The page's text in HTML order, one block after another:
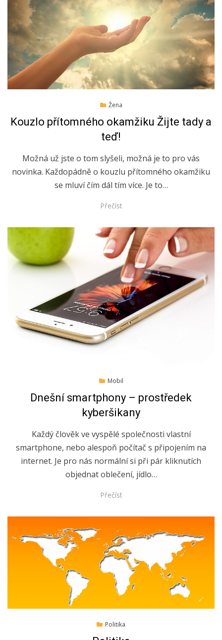
Posted7.10.2019
Žena
Kouzlo přítomného okamžiku Žijte tady a
teď!
Možná už jste o tom slyšeli, možná je to pro vás
novinka. Každopádně o kouzlu přítomného okamžiku
se mluví čím dál tím více. Je to…
Přečíst
Posted7.10.2019
Mobil
Dnešní smartphony – prostředek
kyberšikany
Každý člověk ve vyspělé společnosti vlastní
smartphone, nebo alespoň počítač s připojením na
internet. Je pro nás normální si při pár kliknutích
objednat oblečení, jídlo…
Přečíst
Posted2.10.2019
Politika